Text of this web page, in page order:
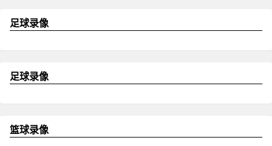
足球录像
足球录像
篮球录像